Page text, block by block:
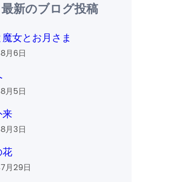
最新のブログ投稿
女とお月さま
月6日
月5日
来
月3日
月29日